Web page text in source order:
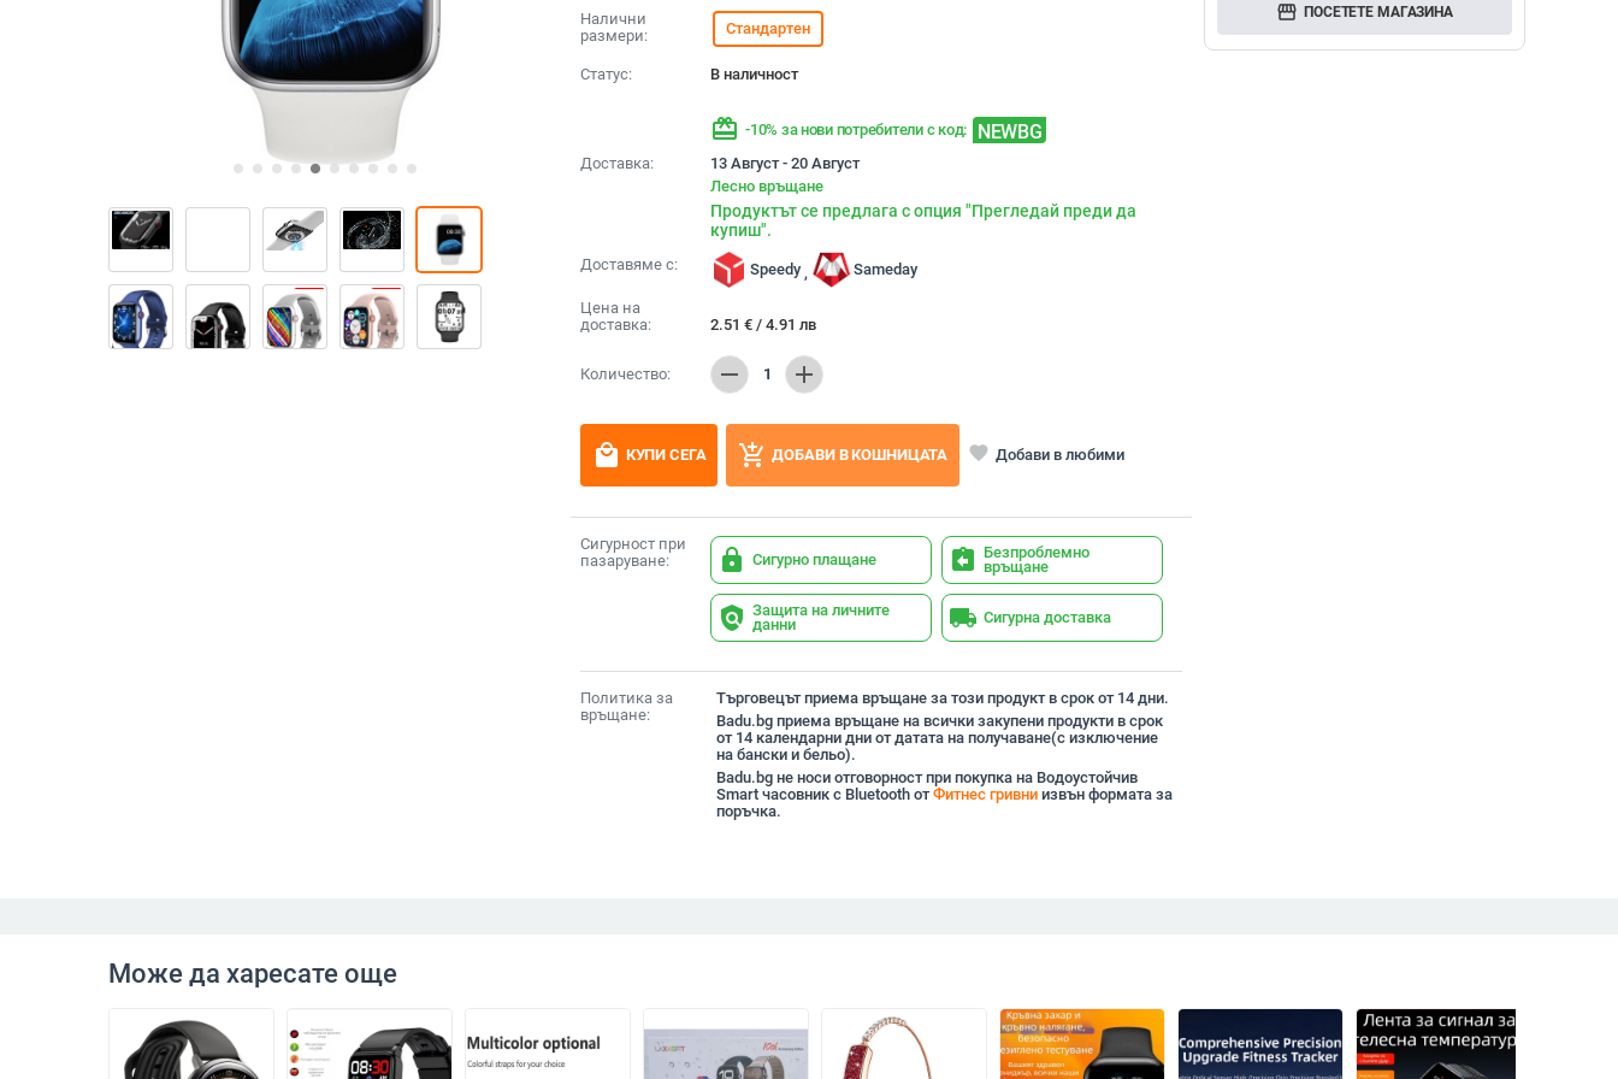
Налични
размери:
Стандартен
Статус: В наличност
redeem -10% за нови потребители с код: NEWBG
Доставка:
13 Август - 20 Август
Лесно връщане
Продуктът се предлага с опция "Прегледай преди да
купиш".
Доставяме с: Speedy , Sameday
Цена на
доставка:
2.51 € / 4.91 лв
Количество: remove 1 add
local_mall КУПИ СЕГА add_shopping_cart ДОБАВИ В КОШНИЦАТА favorite Добави в любими
Сигурност при
пазаруване:
lock Сигурно плащане assignment_return Безпроблемно
връщане
policy Защита на личните
данни
local_shipping Сигурна доставка
Политика за
връщане:
Търговецът приема връщане за този продукт в срок от 14 дни.
Badu.bg приема връщане на всички закупени продукти в срок
от 14 календарни дни от датата на получаване(с изключение
на бански и бельо).
Badu.bg не носи отговорност при покупка на Водоустойчив
Smart часовник с Bluetooth отФитнес гривниизвън формата за
поръчка.
storefront ПОСЕТЕТЕ МАГАЗИНА
Може да харесате още